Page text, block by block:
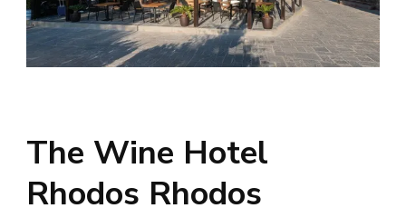
The Wine Hotel
Rhodos Rhodos